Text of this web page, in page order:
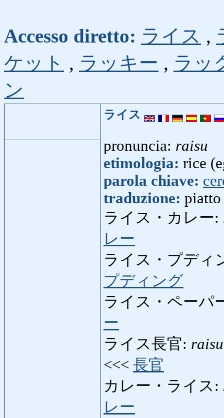
Accesso diretto: ライス ,
ケット , ラッキー , ラッ
ン
ライス
pronuncia: raisu
etimologia: rice
parola chiave:
traduzione:
ライス・カレー:
レー
ライス・プディ
プディング
ライス・ペーパ
ー
ライス長官:
<<< 長官
カレー・ライス:
レー